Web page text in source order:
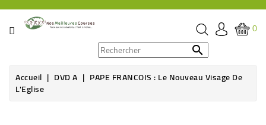
CATÉGORIE
ÉPICERIE
0

Accueil DVD A PAPE FRANCOIS : Le Nouveau Visage De
L'Eglise